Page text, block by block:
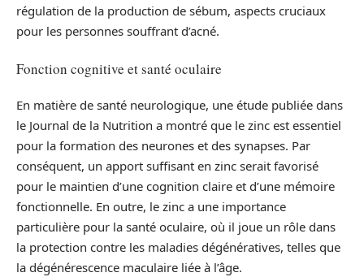
régulation de la production de sébum, aspects cruciaux
pour les personnes souffrant d’acné.
Fonction cognitive et santé oculaire
En matière de santé neurologique, une étude publiée dans
le Journal de la Nutrition a montré que le zinc est essentiel
pour la formation des neurones et des synapses. Par
conséquent, un apport suffisant en zinc serait favorisé
pour le maintien d’une cognition claire et d’une mémoire
fonctionnelle. En outre, le zinc a une importance
particulière pour la santé oculaire, où il joue un rôle dans
la protection contre les maladies dégénératives, telles que
la dégénérescence maculaire liée à l’âge.